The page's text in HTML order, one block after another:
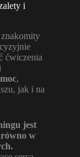
i
ćwiczenia
moc,
jak i na
jest
w